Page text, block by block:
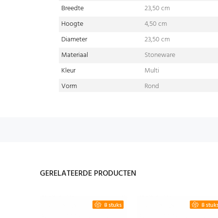
Breedte
23,50 cm
Hoogte
4,50 cm
Diameter
23,50 cm
Materiaal
Stoneware
Kleur
Multi
Vorm
Rond
GERELATEERDE PRODUCTEN
8 stuks 8